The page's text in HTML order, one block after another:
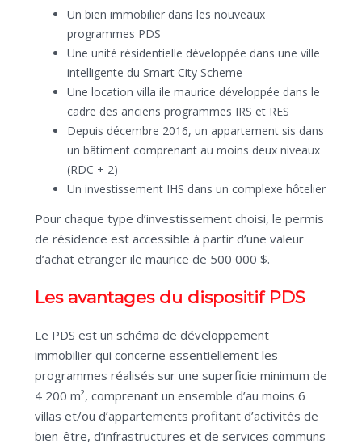
Un bien immobilier dans les nouveaux
programmes PDS
Une unité résidentielle développée dans une ville
intelligente du Smart City Scheme
Une location villa ile maurice développée dans le
cadre des anciens programmes IRS et RES
Depuis décembre 2016, un appartement sis dans
un bâtiment comprenant au moins deux niveaux
(RDC + 2)
Un investissement IHS dans un complexe hôtelier
Pour chaque type d’investissement choisi, le permis
de résidence est accessible à partir d’une valeur
d’achat etranger ile maurice de 500 000 $.
Les avantages du dispositif PDS
Le PDS est un schéma de développement
immobilier qui concerne essentiellement les
programmes réalisés sur une superficie minimum de
4 200 m², comprenant un ensemble d’au moins 6
villas et/ou d’appartements profitant d’activités de
bien-être, d’infrastructures et de services communs